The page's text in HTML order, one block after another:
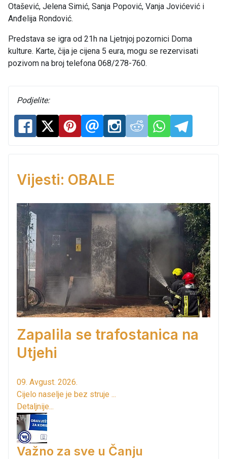
Otašević, Jelena Simić, Sanja Popović, Vanja Jovićević i
Anđelija Rondović.
Predstava se igra od 21h na Ljetnjoj pozornici Doma
kulture. Karte, čija je cijena 5 eura, mogu se rezervisati
pozivom na broj telefona 068/278-760.
Podjelite:
Vijesti: OBALE
Zapalila se trafostanica na
Utjehi
09. Avgust. 2026.
Cijelo naselje je bez struje ...
Detaljnije...
Važno za sve u Čanju